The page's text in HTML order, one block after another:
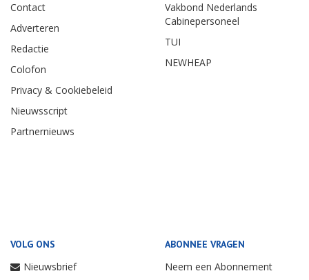
Contact
Adverteren
Redactie
Colofon
Privacy & Cookiebeleid
Nieuwsscript
Partnernieuws
Vakbond Nederlands
Cabinepersoneel
TUI
NEWHEAP
VOLG ONS
Nieuwsbrief
ABONNEE VRAGEN
Neem een Abonnement